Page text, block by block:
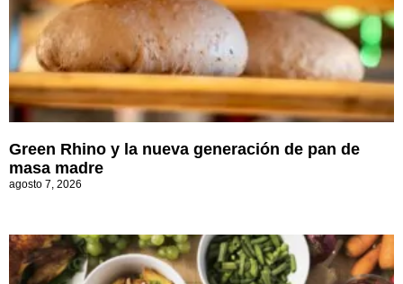
Green Rhino y la nueva generación de pan de
masa madre
agosto 7, 2026